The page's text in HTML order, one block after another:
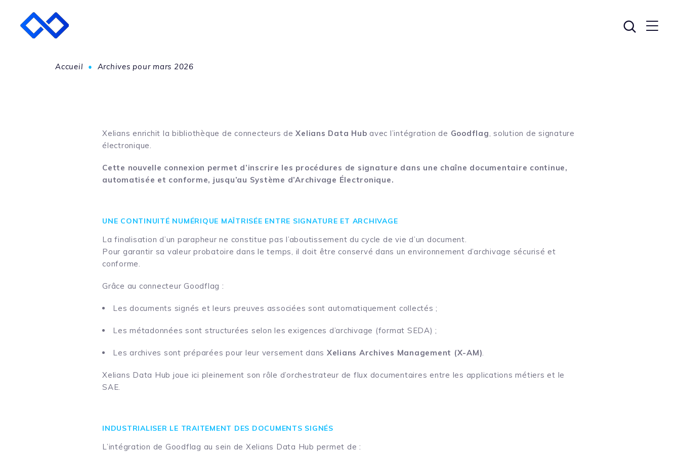
Accueil • Archives pour mars 2026
Xelians enrichit la bibliothèque de connecteurs deXelians Data Hub avec l’intégration de Goodflag, solution de signature
électronique.
Cette nouvelle connexion permet d’inscrire les procédures de signature dans une chaîne documentaire continue,
automatisée et conforme, jusqu’au Système d’Archivage Électronique.
UNE CONTINUITÉ NUMÉRIQUE MAÎTRISÉE ENTRE SIGNATURE ET ARCHIVAGE
La finalisation d’un parapheur ne constitue pas l’aboutissement du cycle de vie d’un document.
Pour garantir sa valeur probatoire dans le temps, il doit être conservé dans un environnement d’archivage sécurisé et
conforme.
Grâce au connecteur Goodflag :
Les documents signés et leurs preuves associées sont automatiquement collectés ;
Les métadonnées sont structurées selon les exigences d’archivage (format SEDA) ;
Les archives sont préparées pour leur versement dans Xelians Archives Management (X-AM).
Xelians Data Hub joue ici pleinement son rôle d’orchestrateur de flux documentaires entre les applications métiers et le
SAE.
INDUSTRIALISER LE TRAITEMENT DES DOCUMENTS SIGNÉS
L’intégration de Goodflag au sein de Xelians Data Hub permet de :